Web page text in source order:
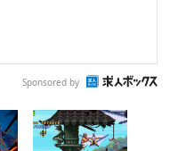
Sponsored by